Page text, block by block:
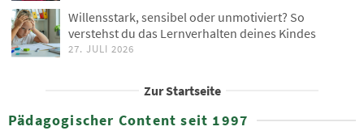
Willensstark, sensibel oder unmotiviert? So
verstehst du das Lernverhalten deines Kindes
27. JULI 2026
Zur Startseite
Pädagogischer Content seit 1997